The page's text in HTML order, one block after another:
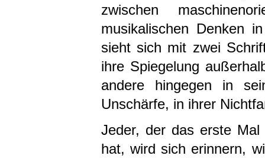
zwischen
musikalischen Denken
sieht sich mit zwei
ihre Spiegelung
andere hingegen in
Unschärfe, in ihrer
Jeder, der das erste Mal
hat, wird sich erinnern,